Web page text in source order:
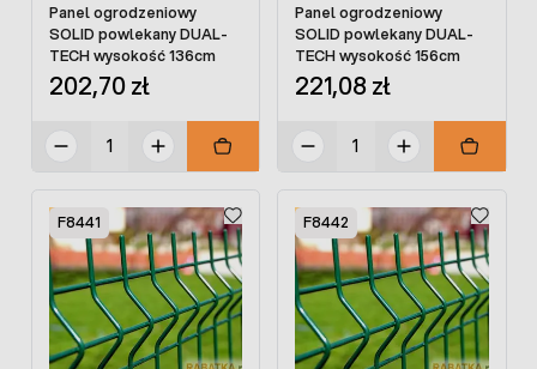
Panel ogrodzeniowy
SOLID powlekany DUAL-
TECH wysokość 136cm
202,70 zł
Panel ogrodzeniowy
SOLID powlekany DUAL-
TECH wysokość 156cm
221,08 zł
F8441 F8442